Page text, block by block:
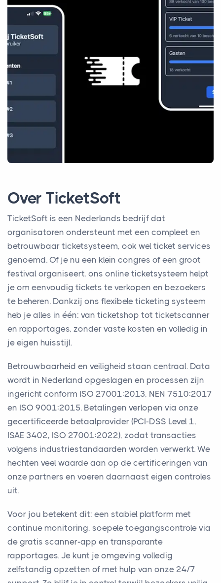
Over TicketSoft
TicketSoft is een Nederlands bedrijf dat
organisatoren ondersteunt met een compleet en
betrouwbaar ticketsysteem, ook wel ticket services
genoemd. Of je nu een klein congres of een groot
festival organiseert, ons online ticketsysteem helpt
je om eenvoudig tickets te verkopen en bezoekers
te beheren. Dankzij ons flexibele ticketing systeem
heb je alles in één: van ticketshop tot ticketscanner
en rapportages, zonder vaste kosten en volledig in
je eigen huisstijl.
Betrouwbaarheid en veiligheid staan centraal. Data
wordt in Nederland opgeslagen en processen zijn
ingericht conform ISO 27001:2013, NEN 7510:2017
en ISO 9001:2015. Betalingen verlopen via onze
gecertificeerde betaalprovider (PCI-DSS Level 1,
ISAE 3402, ISO 27001:2022), zodat transacties
volgens industriestandaarden worden verwerkt. We
hechten veel waarde aan op de certificeringen van
onze partners en voeren daarnaast eigen controles
uit.
Voor jou betekent dit: een stabiel platform met
continue monitoring, soepele toegangscontrole via
de gratis scanner-app en transparante
rapportages. Je kunt je omgeving volledig
zelfstandig opzetten of met hulp van onze 24/7